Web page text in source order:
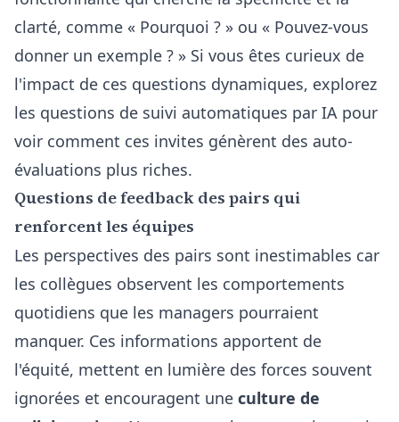
clarté, comme « Pourquoi ? » ou « Pouvez-vous
donner un exemple ? » Si vous êtes curieux de
l'impact de ces questions dynamiques, explorez
les questions de suivi automatiques par IA pour
voir comment ces invites génèrent des auto-
évaluations plus riches.
Questions de feedback des pairs qui
renforcent les équipes
Les perspectives des pairs sont inestimables car
les collègues observent les comportements
quotidiens que les managers pourraient
manquer. Ces informations apportent de
l'équité, mettent en lumière des forces souvent
ignorées et encouragent une culture de